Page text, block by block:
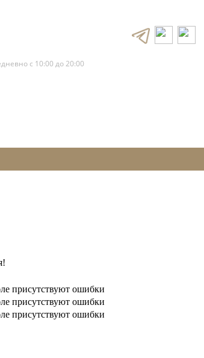
с 10:00 до 20:00
присутствуют ошибки
присутствуют ошибки
присутствуют ошибки